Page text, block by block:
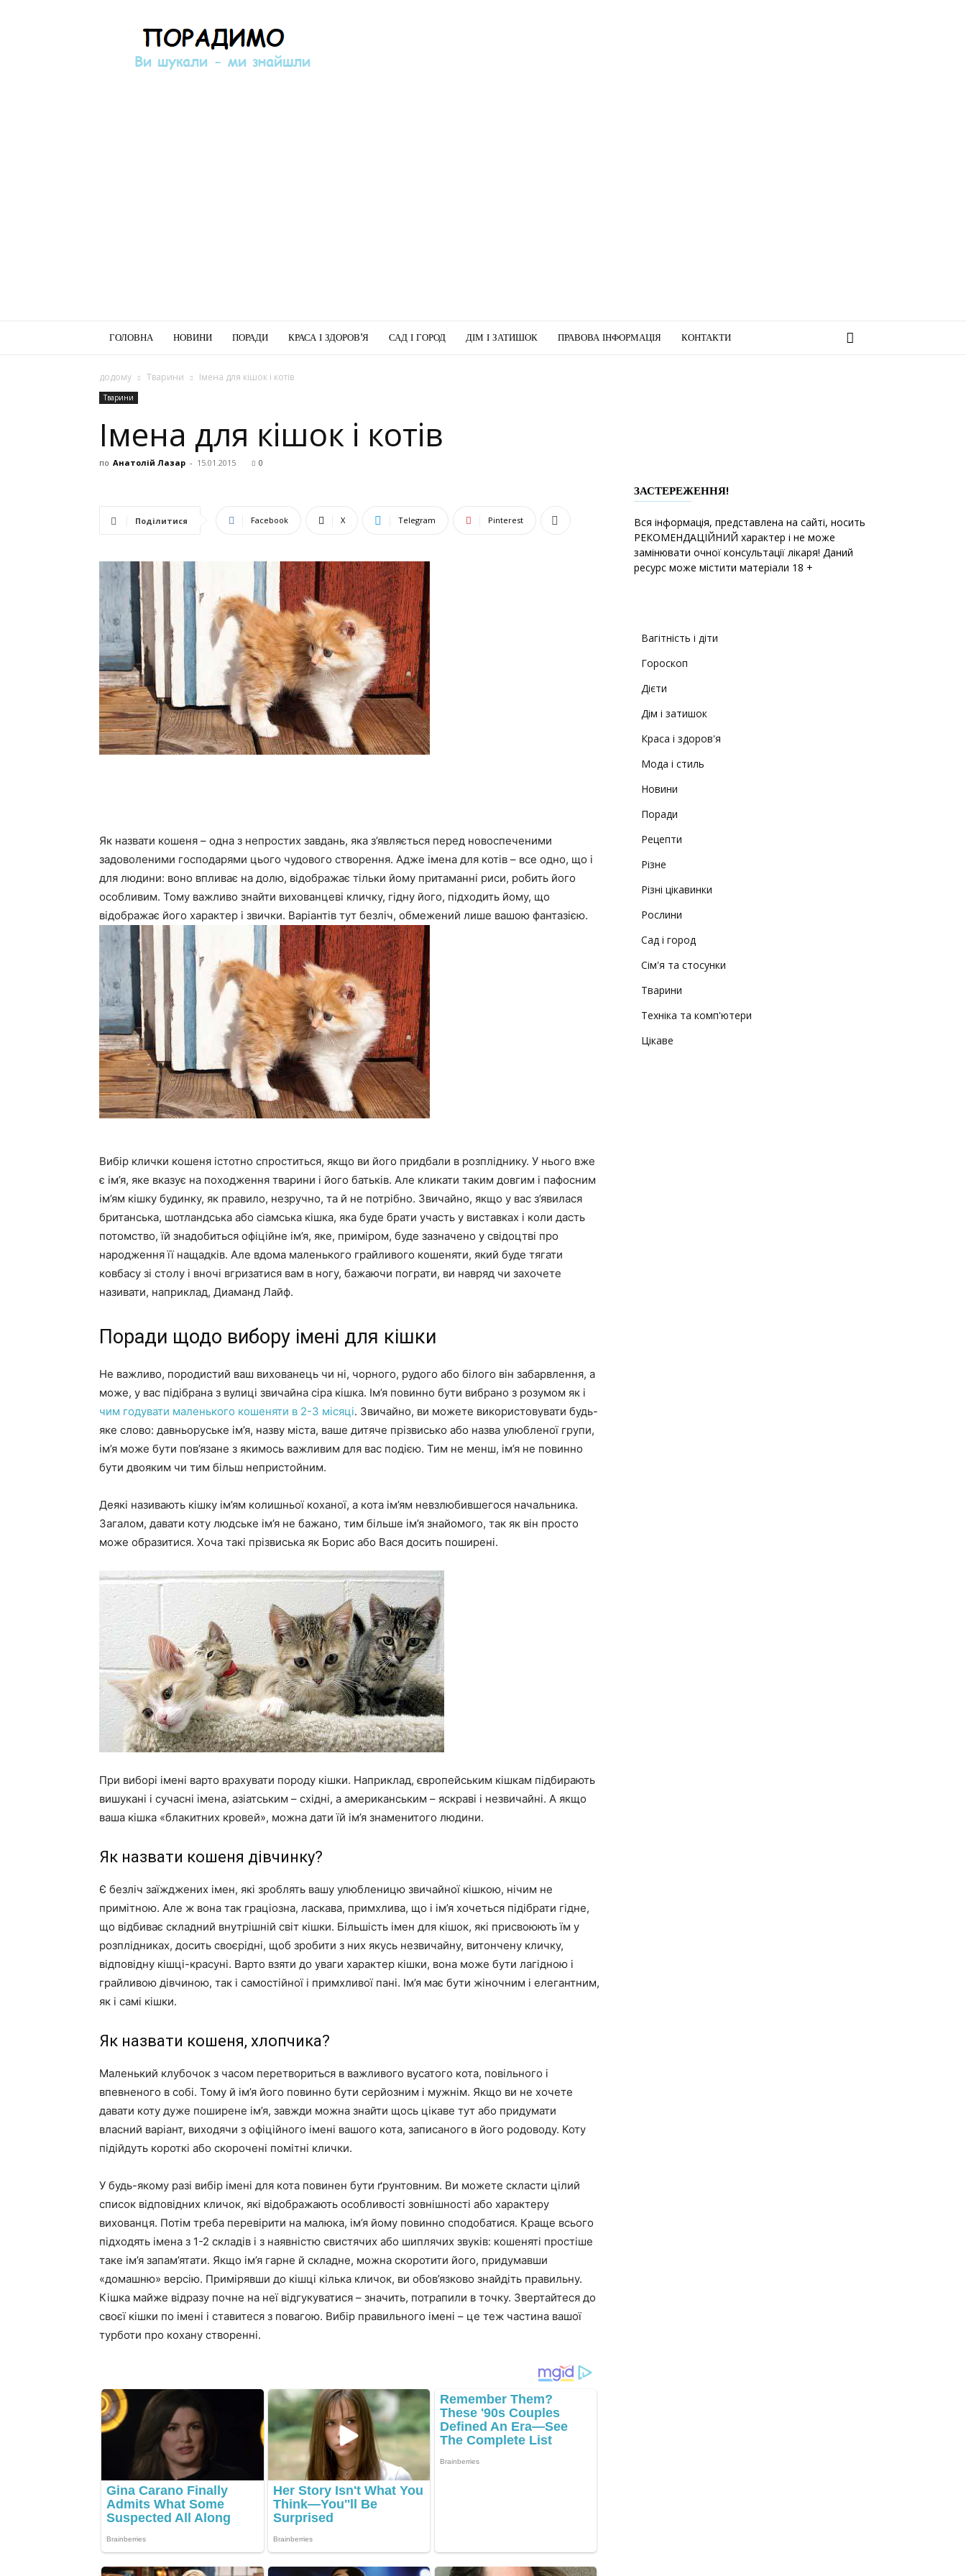
Порадимо
ГОЛОВНА НОВИНИ ПОРАДИ КРАСА І ЗДОРОВ’Я САД І ГОРОД ДІМ І ЗАТИШОК ПРАВОВА ІНФОРМАЦІЯ КОНТАКТИ
додому Тварини Імена для кішок і котів
Тварини
Імена для кішок і котів
по Анатолій Лазар - 15.01.2015 0
Поділитися Facebook X Telegram Pinterest
Як назвати кошеня – одна з непростих завдань, яка з’являється перед новоспеченими
задоволеними господарями цього чудового створення. Адже імена для котів – все одно, що і
для людини: воно впливає на долю, відображає тільки йому притаманні риси, робить його
особливим. Тому важливо знайти вихованцеві кличку, гідну його, підходить йому, що
відображає його характер і звички. Варіантів тут безліч, обмежений лише вашою фантазією.
Вибір клички кошеня істотно спроститься, якщо ви його придбали в розпліднику. У нього вже
є ім’я, яке вказує на походження тварини і його батьків. Але кликати таким довгим і пафосним
ім’ям кішку будинку, як правило, незручно, та й не потрібно. Звичайно, якщо у вас з’явилася
британська, шотландська або сіамська кішка, яка буде брати участь у виставках і коли дасть
потомство, їй знадобиться офіційне ім’я, яке, приміром, буде зазначено у свідоцтві про
народження її нащадків. Але вдома маленького грайливого кошеняти, який буде тягати
ковбасу зі столу і вночі вгризатися вам в ногу, бажаючи пограти, ви навряд чи захочете
називати, наприклад, Диаманд Лайф.
Поради щодо вибору імені для кішки
Не важливо, породистий ваш вихованець чи ні, чорного, рудого або білого він забарвлення, а
може, у вас підібрана з вулиці звичайна сіра кішка. Ім’я повинно бути вибрано з розумом як і
чим годувати маленького кошеняти в 2-3 місяці. Звичайно, ви можете використовувати будь-
яке слово: давньоруське ім’я, назву міста, ваше дитяче прізвисько або назва улюбленої групи,
ім’я може бути пов’язане з якимось важливим для вас подією. Тим не менш, ім’я не повинно
бути двояким чи тим більш непристойним.
Деякі називають кішку ім’ям колишньої коханої, а кота ім’ям невзлюбившегося начальника.
Загалом, давати коту людське ім’я не бажано, тим більше ім’я знайомого, так як він просто
може образитися. Хоча такі прізвиська як Борис або Вася досить поширені.
При виборі імені варто врахувати породу кішки. Наприклад, європейським кішкам підбирають
вишукані і сучасні імена, азіатським – східні, а американським – яскраві і незвичайні. А якщо
ваша кішка «блакитних кровей», можна дати їй ім’я знаменитого людини.
Як назвати кошеня дівчинку?
Є безліч заїжджених імен, які зроблять вашу улюбленицю звичайної кішкою, нічим не
примітною. Але ж вона так граціозна, ласкава, примхлива, що і ім’я хочеться підібрати гідне,
що відбиває складний внутрішній світ кішки. Більшість імен для кішок, які присвоюють їм у
розплідниках, досить своєрідні, щоб зробити з них якусь незвичайну, витончену кличку,
відповідну кішці-красуні. Варто взяти до уваги характер кішки, вона може бути лагідною і
грайливою дівчиною, так і самостійної і примхливої пані. Ім’я має бути жіночним і елегантним,
як і самі кішки.
Як назвати кошеня, хлопчика?
Маленький клубочок з часом перетвориться в важливого вусатого кота, повільного і
впевненого в собі. Тому й ім’я його повинно бути серйозним і мужнім. Якщо ви не хочете
давати коту дуже поширене ім’я, завжди можна знайти щось цікаве тут або придумати
власний варіант, виходячи з офіційного імені вашого кота, записаного в його родоводу. Коту
підійдуть короткі або скорочені помітні клички.
У будь-якому разі вибір імені для кота повинен бути ґрунтовним. Ви можете скласти цілий
список відповідних кличок, які відображають особливості зовнішності або характеру
вихованця. Потім треба перевірити на малюка, ім’я йому повинно сподобатися. Краще всього
підходять імена з 1-2 складів і з наявністю свистячих або шиплячих звуків: кошеняті простіше
таке ім’я запам’ятати. Якщо ім’я гарне й складне, можна скоротити його, придумавши
«домашню» версію. Примірявши до кішці кілька кличок, ви обов’язково знайдіть правильну.
Кішка майже відразу почне на неї відгукуватися – значить, потрапили в точку. Звертайтеся до
своєї кішки по імені і ставитеся з повагою. Вибір правильного імені – це теж частина вашої
турботи про кохану створенні.
ЗАСТЕРЕЖЕННЯ!
Вся інформація, представлена на сайті, носить
РЕКОМЕНДАЦІЙНИЙ характер і не може
замінювати очної консультації лікаря! Даний
ресурс може містити матеріали 18 +
Вагітність і діти
Гороскоп
Дієти
Дім і затишок
Краса і здоров'я
Мода і стиль
Новини
Поради
Рецепти
Різне
Різні цікавинки
Рослини
Сад і город
Сім'я та стосунки
Тварини
Техніка та комп'ютери
Цікаве